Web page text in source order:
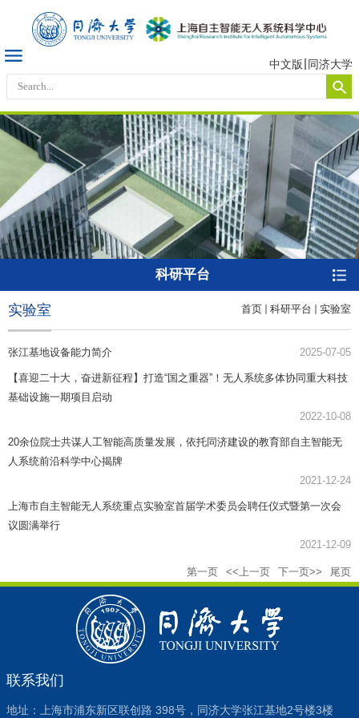
中文版 同济大学
科研平台
首页 科研平台 实验室
实验室
张江基地设备能力简介 2025-07-05
【喜迎二十大，奋进新征程】打造“国之重器”！无人系统多体协同重大科技
基础设施一期项目启动
2022-10-08
20余位院士共谋人工智能高质量发展，依托同济建设的教育部自主智能无
人系统前沿科学中心揭牌
2021-12-24
上海市自主智能无人系统重点实验室首届学术委员会聘任仪式暨第一次会
议圆满举行
2021-12-09
第一页 <<上一页 下一页>> 尾页
联系我们
地址：上海市浦东新区联创路 398号，同济大学张江基地2号楼3楼